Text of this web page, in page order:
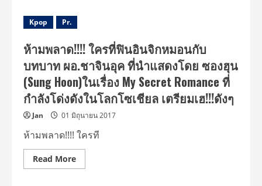
Kpop Pr.
ห้ามพลาด!!!! ใครที่ฟินอินจิกหมอนกับ
บทบาท ผอ.ชาจินอุค ที่นำแสดงโดย ซองฮุน
(Sung Hoon)ในเรื่อง My Secret Romance ที่
กำลังโด่งดังในโลกโซเชียล เตรียมเฮ!!!ดังๆ
Jan 01 มิถุนายน 2017
ห้ามพลาด!!!! ใครที
Read MoreRead
more